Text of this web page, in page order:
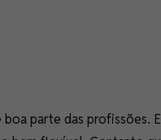
parte das profissões.